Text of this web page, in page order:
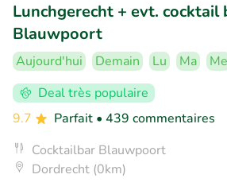
Lunchgerecht + evt. cocktail
Blauwpoort
Aujourd'hui Demain Lu Ma Me
Deal très populaire
9.7
Parfait • 439 commentaires
Cocktailbar Blauwpoort
Dordrecht (0km)